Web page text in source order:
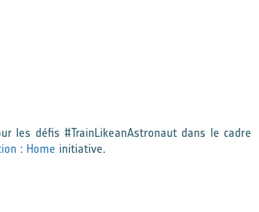
les défis #TrainLikeanAstronaut dans le cadre
: Home initiative.